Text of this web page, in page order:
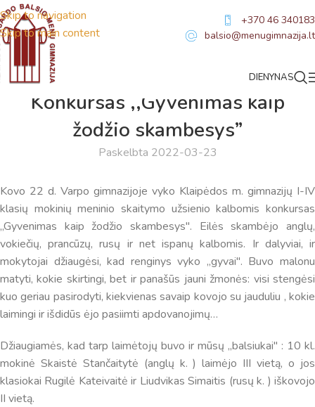
Skip to navigation
Skip to main content
+370 46 340183
balsio@menugimnazija.lt
DIENYNAS
Konkursas ,,Gyvenimas kaip
žodžio skambesys”
Paskelbta 2022-03-23
Kovo 22 d. Varpo gimnazijoje vyko Klaipėdos m. gimnazijų I-IV
klasių mokinių meninio skaitymo užsienio kalbomis konkursas
,,Gyvenimas kaip žodžio skambesys". Eilės skambėjo anglų,
vokiečių, prancūzų, rusų ir net ispanų kalbomis. Ir dalyviai, ir
mokytojai džiaugėsi, kad renginys vyko ,,gyvai". Buvo malonu
matyti, kokie skirtingi, bet ir panašūs jauni žmonės: visi stengėsi
kuo geriau pasirodyti, kiekvienas savaip kovojo su jauduliu , kokie
laimingi ir išdidūs ėjo pasiimti apdovanojimų…
Džiaugiamės, kad tarp laimėtojų buvo ir mūsų ,,balsiukai" : 10 kl.
mokinė Skaistė Stančaitytė (anglų k. ) laimėjo III vietą, o jos
klasiokai Rugilė Kateivaitė ir Liudvikas Simaitis (rusų k. ) iškovojo
II vietą.
Virtualus asistentas E. Balsio gimnazijos DI
Sveiki! Taip, aš esu virtualus. Tačiau dirbtinis intelektas
suteikia man galimybę ne tik analizuoti Jūsų klausimą, bet
dar tobulai atsimenu visą šioje svetainėje pateiktą
Jums reikiamus kontaktus, kur galėsite pasiklausti
atsakingo specialisto.
Taigi... kuo galėčiau Jums padėti?